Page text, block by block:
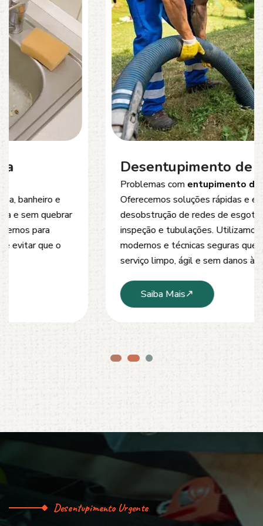
Desentupimento de Esgoto
entupimento de esgoto?
Oferecemos soluções rápidas e eficientes para
desobstrução de redes de esgoto, caixas de
inspeção e tubulações. Utilizamos equipamentos
modernos e técnicas seguras que garantem um
serviço limpo, ágil e sem danos à estrutura.
Desentupimento Urgente